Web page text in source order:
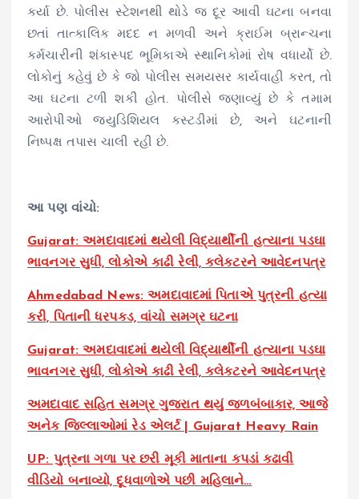
કર્યા છે. પોલીસ સ્ટેશનથી થોડે જ દૂર આવી ઘટના બનવા
છતાં તાત્કાલિક મદદ ન મળવી અને ક્રાઈમ બ્રાન્ચના
કર્મચારીની શંકાસ્પદ ભૂમિકાએ સ્થાનિકોમાં રોષ વધાર્યો છે.
લોકોનું કહેવું છે કે જો પોલીસ સમયસર કાર્યવાહી કરત, તો
આ ઘટના ટળી શકી હોત. પોલીસે જણાવ્યું છે કે તમામ
આરોપીઓ જ્યુડિશિયલ કસ્ટડીમાં છે, અને ઘટનાની
નિષ્પક્ષ તપાસ ચાલી રહી છે.
આ પણ વાંચો:
Gujarat: અમદાવાદમાં થયેલી વિદ્યાર્થીની હત્યાના પડઘા
ભાવનગર સુધી, લોકોએ કાઢી રેલી, કલેકટરને આવેદનપત્ર
Ahmedabad News: અમદાવાદમાં પિતાએ પુત્રની હત્યા
કરી, પિતાની ધરપકડ, વાંચો સમગ્ર ઘટના
Gujarat: અમદાવાદમાં થયેલી વિદ્યાર્થીની હત્યાના પડઘા
ભાવનગર સુધી, લોકોએ કાઢી રેલી, કલેકટરને આવેદનપત્ર
અમદાવાદ સહિત સમગ્ર ગુજરાત થયું જળબંબાકાર, આજે
અનેક જિલ્લાઓમાં રેડ એલર્ટ | Gujarat Heavy Rain
UP: પુત્રના ગળા પર છરી મૂકી માતાના કપડાં કઢાવી
વીડિયો બનાવ્યો, દૂધવાળોએ પછી મહિલાને…